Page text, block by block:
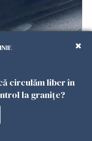
că și-a lăsat copiii
la mall. Vecinii
circulăm liber în
la granițe?